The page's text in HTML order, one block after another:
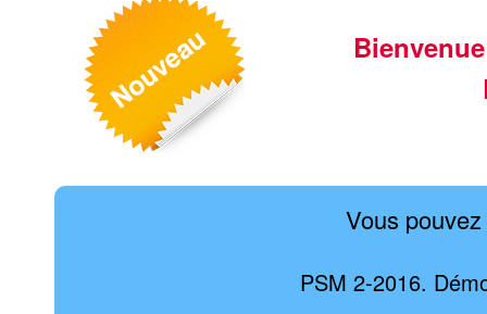
Vous
PSM 2-2016.